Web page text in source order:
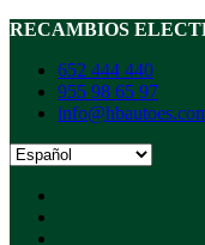
RECAMBIOS
652 444 440
955 98 65 97